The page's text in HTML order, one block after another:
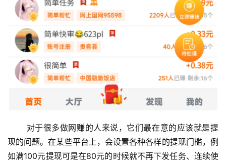
页
简
评
登录 注册
对于很多做网赚的人来说，它们最在意的应该就是提
现的问题。在某些平台上，会设置各种各样的提现门槛，例
如满100元提现可是在80元的时候就不再下发任务、连续使